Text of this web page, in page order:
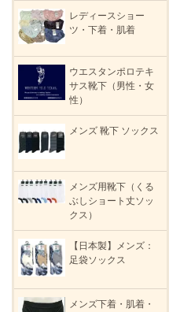
レディースショー
ツ・下着・肌着
ウエスタンポロテキ
サス靴下（男性・女
性）
メンズ 靴下 ソックス
メンズ用靴下（くる
ぶしショート丈ソッ
クス）
【日本製】メンズ：
足袋ソックス
メンズ下着・肌着・